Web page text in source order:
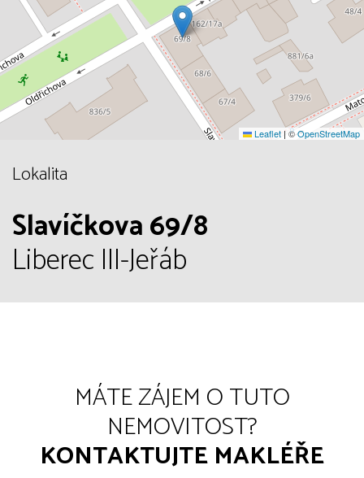
Leaflet |©OpenStreetMap
Lokalita
Slavíčkova 69/8
Liberec III-Jeřáb
MÁTE ZÁJEM O TUTO
NEMOVITOST?
KONTAKTUJTE MAKLÉŘE